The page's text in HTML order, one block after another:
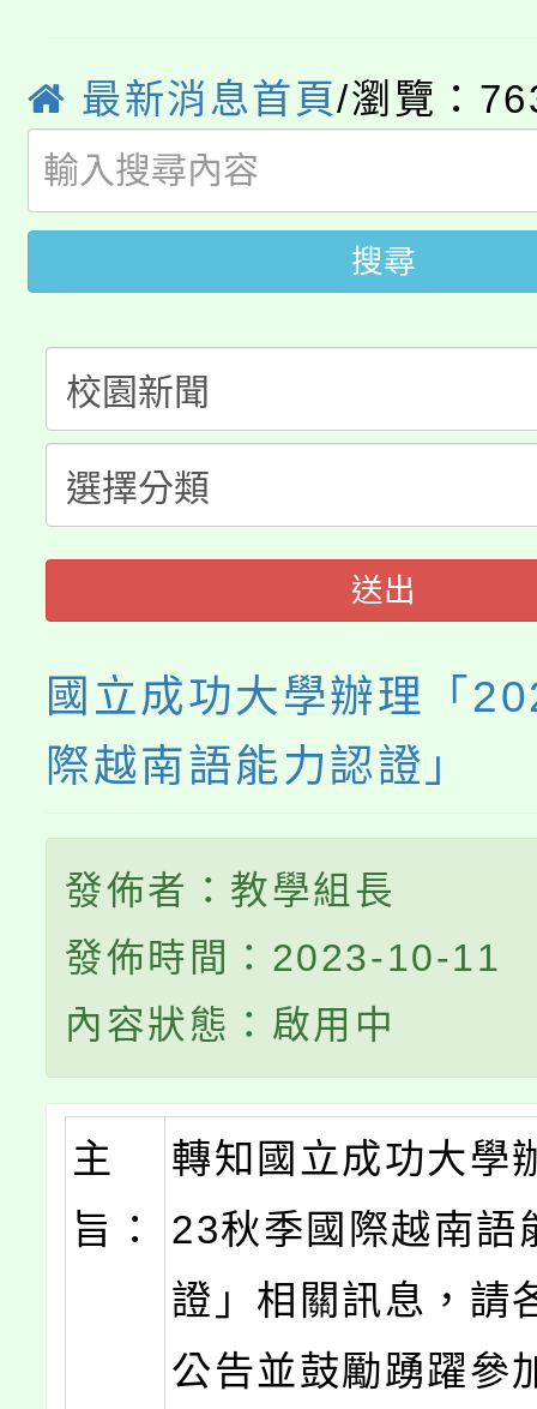
開!
115年桃園市運動會8/
田徑場及游泳池舉行。
桃園市低收入戶享有免
視費優惠，中低收入戶
者。
大園自造教育及科技中
份教師增能研習
大溪自造教育及科技中
份教師研習
淨零綠生活教案入校路
會
115年食農教育專業人
程
最新消息首頁/瀏覽：
搜尋
送出
國立成功大學辦理「
際越南語能力認證」
發佈者：教學組長
發佈時間：2023-10-11
內容狀態：啟用中
主
旨：
轉知國立成功大學
23秋季國際越南語
證」相關訊息，請
公告並鼓勵踴躍參